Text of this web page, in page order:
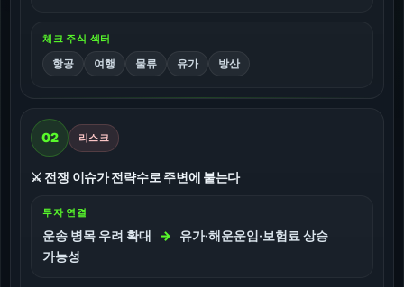
체크 주식 섹터
항공 여행 물류 유가 방산
02 리스크
⚔️ 전쟁 이슈가 전략수로 주변에 붙는다
투자 연결
운송 병목 우려 확대 →
유가·해운운임·보험료 상승
가능성